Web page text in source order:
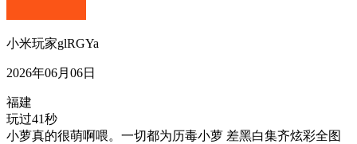
小米玩家glRGYa
2026年06月06日
福建
玩过41秒
小萝真的很萌啊喂。一切都为历毒小萝 差黑白集齐炫彩全图